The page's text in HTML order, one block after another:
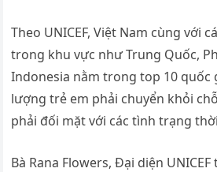
Theo UNICEF, Việt Nam cùng với
trong khu vực như Trung Quốc,
Indonesia nằm trong top 10 quốc
lượng trẻ em phải chuyển khỏi
phải đối mặt với các tình trạng
Bà Rana Flowers, Đại diện